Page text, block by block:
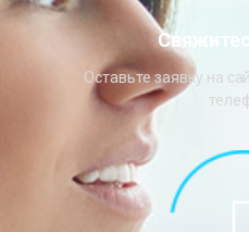
Оставьте заявку на